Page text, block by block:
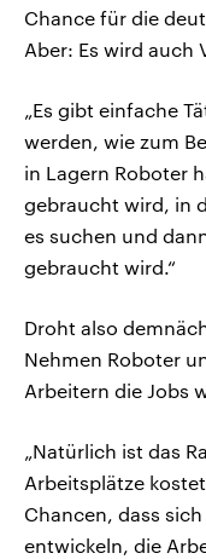
Chance für die
Aber: Es wird auch
„Es gibt einfache
werden, wie zum
in Lagern Roboter
gebraucht wird, in
es suchen und
gebraucht wird.“
Droht also
Nehmen Roboter
Arbeitern die Jobs
„Natürlich ist das
Arbeitsplätze
Chancen, dass
entwickeln, die